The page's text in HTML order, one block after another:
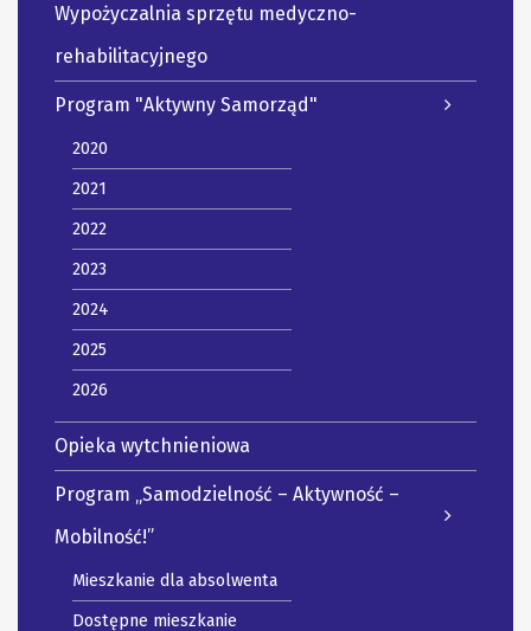
Wypożyczalnia sprzętu medyczno-
rehabilitacyjnego
Program "Aktywny Samorząd"
2020
2021
2022
2023
2024
2025
2026
Opieka wytchnieniowa
Program „Samodzielność – Aktywność –
Mobilność!”
Mieszkanie dla absolwenta
Dostępne mieszkanie